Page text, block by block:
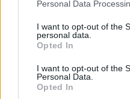
Personal Data
I want to opt-out of the
personal data.
Opted In
I want to opt-out of the
Personal Data.
Opted In